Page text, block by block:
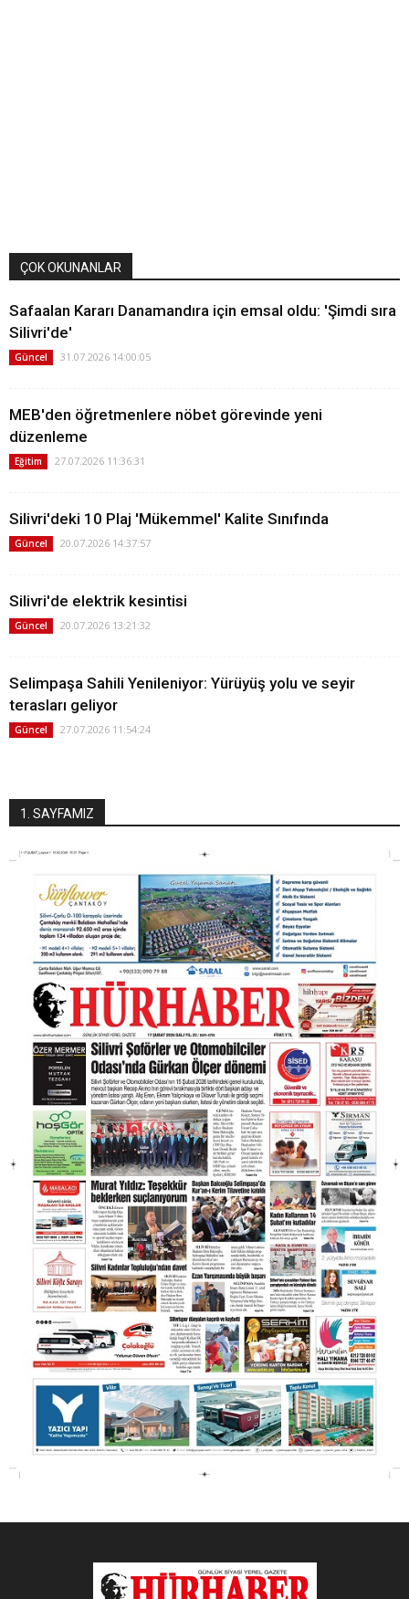
ÇOK OKUNANLAR
Safaalan Kararı Danamandıra için emsal oldu: 'Şimdi sıra
Silivri'de'
Güncel 31.07.2026 14:00:05
MEB'den öğretmenlere nöbet görevinde yeni
düzenleme
Eğitim 27.07.2026 11:36:31
Silivri'deki 10 Plaj 'Mükemmel' Kalite Sınıfında
Güncel 20.07.2026 14:37:57
Silivri'de elektrik kesintisi
Güncel 20.07.2026 13:21:32
Selimpaşa Sahili Yenileniyor: Yürüyüş yolu ve seyir
terasları geliyor
Güncel 27.07.2026 11:54:24
1. SAYFAMIZ